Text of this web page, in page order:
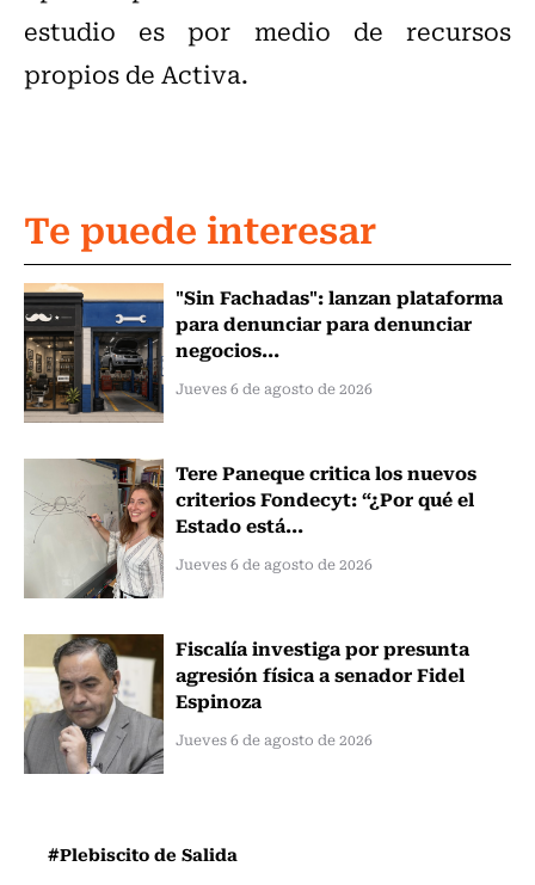
estudio es por medio de recursos
propios de Activa.
Te puede interesar
"Sin Fachadas": lanzan plataforma
para denunciar para denunciar
negocios...
Jueves 6 de agosto de 2026
Tere Paneque critica los nuevos
criterios Fondecyt: “¿Por qué el
Estado está...
Jueves 6 de agosto de 2026
Fiscalía investiga por presunta
agresión física a senador Fidel
Espinoza
Jueves 6 de agosto de 2026
#Plebiscito de Salida